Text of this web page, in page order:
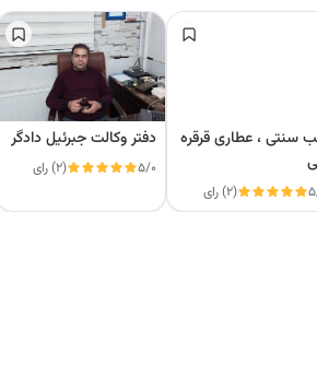
سنتی ، عطاری قرقره
(2) رای
دفتر وکالت جبرئیل دادگر
5/0 (2) رای